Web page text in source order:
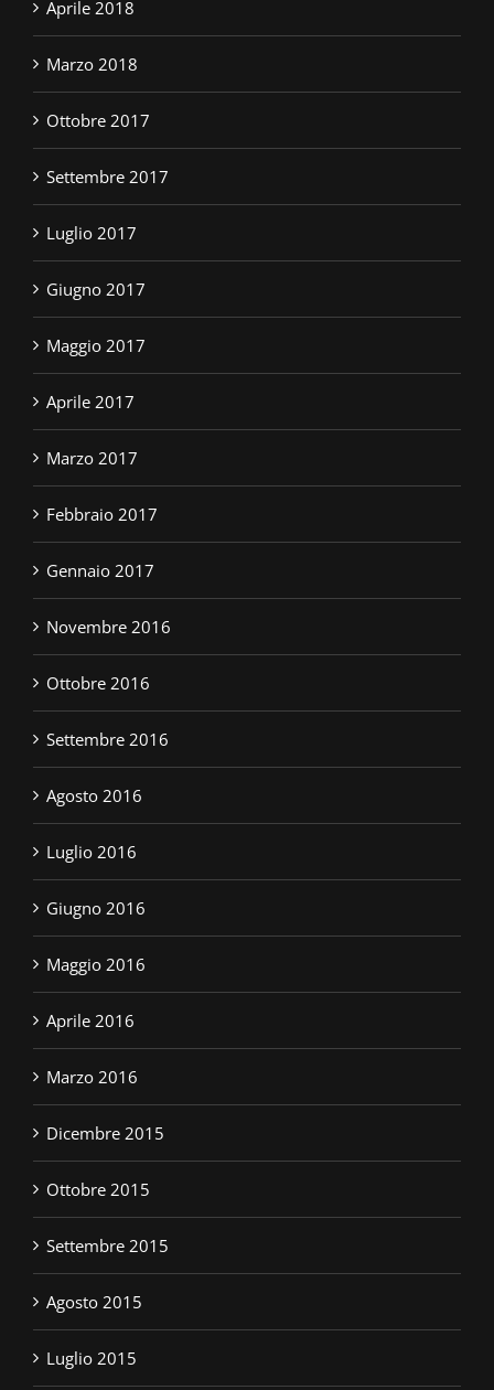
Aprile 2018
Marzo 2018
Ottobre 2017
Settembre 2017
Luglio 2017
Giugno 2017
Maggio 2017
Aprile 2017
Marzo 2017
Febbraio 2017
Gennaio 2017
Novembre 2016
Ottobre 2016
Settembre 2016
Agosto 2016
Luglio 2016
Giugno 2016
Maggio 2016
Aprile 2016
Marzo 2016
Dicembre 2015
Ottobre 2015
Settembre 2015
Agosto 2015
Luglio 2015